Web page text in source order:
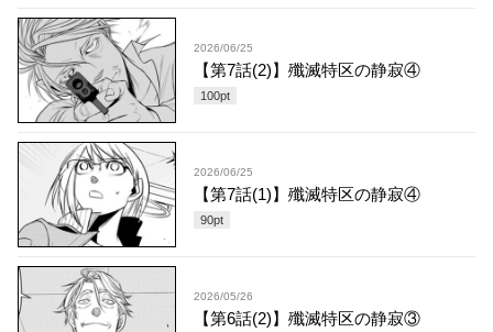
2026/06/25
【第7話(2)】殲滅特区の静寂④
100pt
2026/06/25
【第7話(1)】殲滅特区の静寂④
90pt
2026/05/26
【第6話(2)】殲滅特区の静寂③